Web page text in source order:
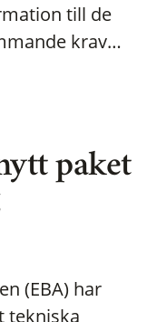
till de
krav…
paket
(EBA) har
tekniska